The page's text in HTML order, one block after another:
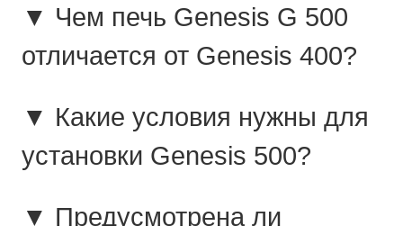
▼ Чем печь Genesis G 500
отличается от Genesis 400?
▼ Какие условия нужны для
установки Genesis 500?
▼ Предусмотрена ли